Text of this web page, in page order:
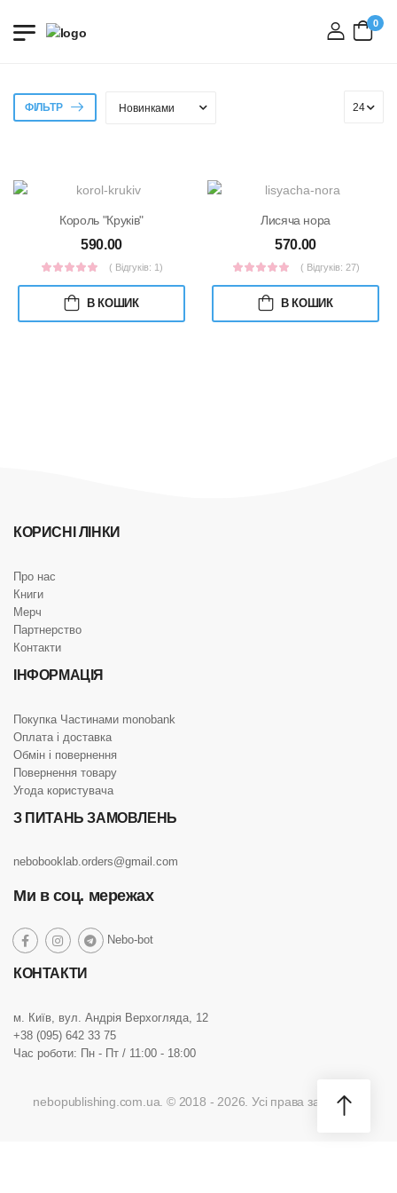
вхід
0
ФІЛЬТР
Король "Круків"
590.00
( Відгуків: 1)
В КОШИК
Лисяча нора
570.00
( Відгуків: 27)
В КОШИК
КОРИСНІ ЛІНКИ
Про нас
Книги
Мерч
Партнерство
Контакти
ІНФОРМАЦІЯ
Покупка Частинами monobank
Оплата і доставка
Обмін і повернення
Повернення товару
Угода користувача
З ПИТАНЬ ЗАМОВЛЕНЬ
nebobooklab.orders@gmail.com
Ми в соц. мережах
social social socialNebo-botsocial
КОНТАКТИ
м. Київ, вул. Андрія Верхогляда, 12
+38 (095) 642 33 75
Час роботи: Пн - Пт / 11:00 - 18:00
nebopublishing.com.ua. © 2018 - 2026. Усі права захищено